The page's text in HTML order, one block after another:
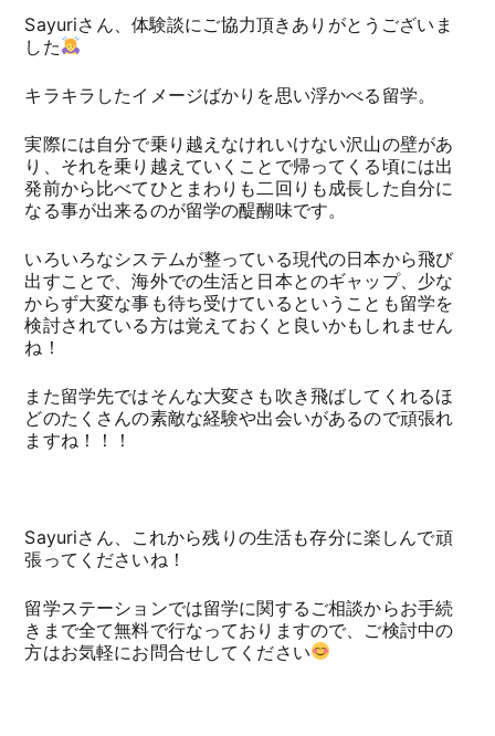
Sayuriさん、体験談にご協力頂きありがとうございま
した
キラキラしたイメージばかりを思い浮かべる留学。
実際には自分で乗り越えなけれいけない沢山の壁があ
り、それを乗り越えていくことで帰ってくる頃には出
発前から比べてひとまわりも二回りも成長した自分に
なる事が出来るのが留学の醍醐味です。
いろいろなシステムが整っている現代の日本から飛び
出すことで、海外での生活と日本とのギャップ、少な
からず大変な事も待ち受けているということも留学を
検討されている方は覚えておくと良いかもしれません
ね！
また留学先ではそんな大変さも吹き飛ばしてくれるほ
どのたくさんの素敵な経験や出会いがあるので頑張れ
ますね！！！
Sayuriさん、これから残りの生活も存分に楽しんで頑
張ってくださいね！
留学ステーションでは留学に関するご相談からお手続
きまで全て無料で行なっておりますので、ご検討中の
方はお気軽にお問合せしてください